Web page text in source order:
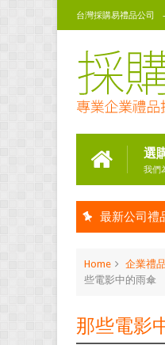
台灣採購易禮品公司
選
我們
最新公司禮
Home 企業禮品
些電影中的雨傘
那些電影